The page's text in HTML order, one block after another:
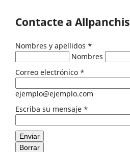
Contacte a Allpanchis
Nombres y apellidos *
Nombres
Correo electrónico *
ejemplo@ejemplo.com
Escriba su mensaje *
Enviar
Borrar